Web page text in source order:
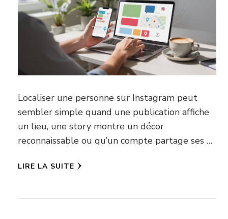
Localiser une personne sur Instagram peut
sembler simple quand une publication affiche
un lieu, une story montre un décor
reconnaissable ou qu’un compte partage ses …
LIRE LA SUITE